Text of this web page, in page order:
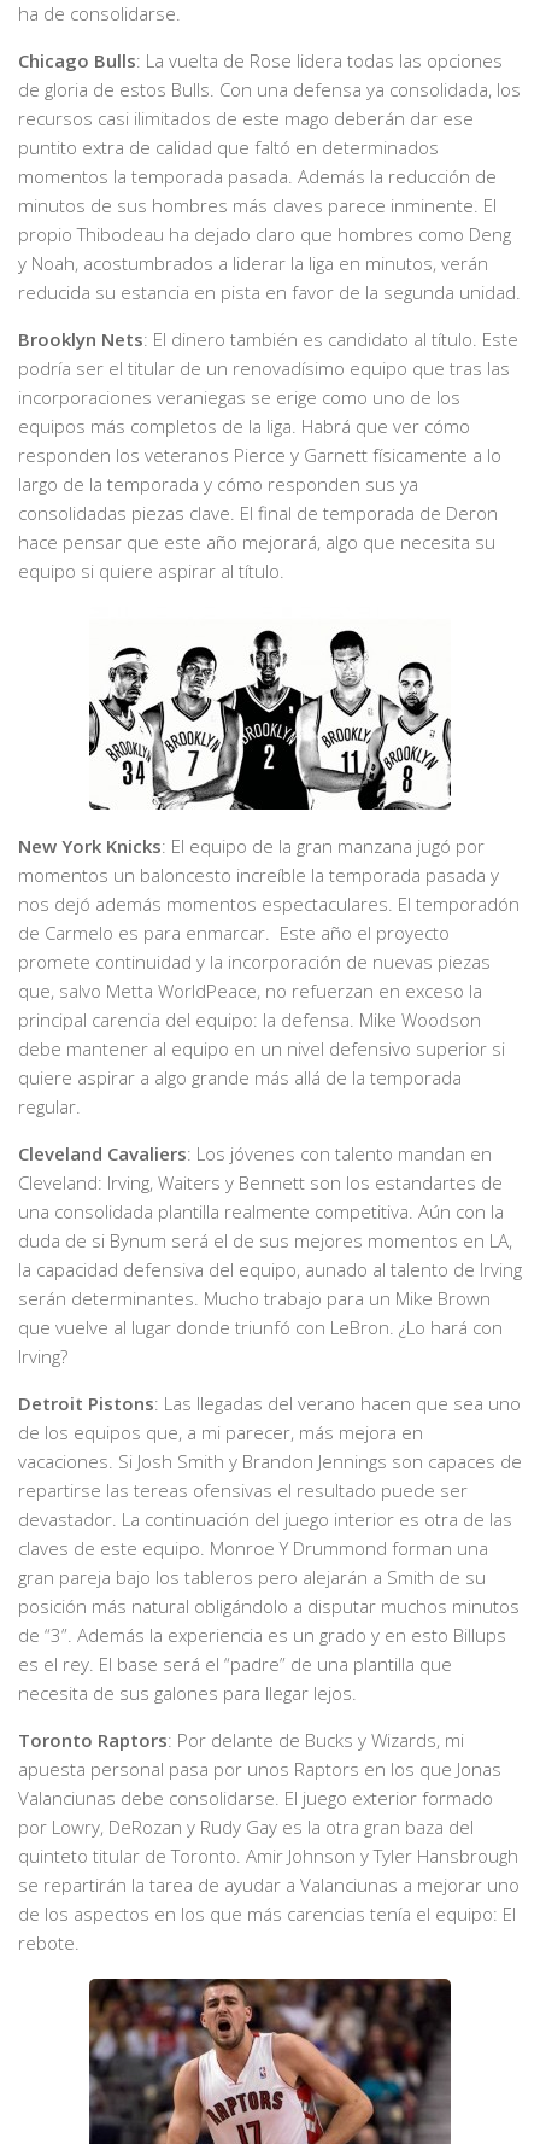
ha de consolidarse.
Chicago Bulls: La vuelta de Rose lidera todas las opciones
de gloria de estos Bulls. Con una defensa ya consolidada, los
recursos casi ilimitados de este mago deberán dar ese
puntito extra de calidad que faltó en determinados
momentos la temporada pasada. Además la reducción de
minutos de sus hombres más claves parece inminente. El
propio Thibodeau ha dejado claro que hombres como Deng
y Noah, acostumbrados a liderar la liga en minutos, verán
reducida su estancia en pista en favor de la segunda unidad.
Brooklyn Nets: El dinero también es candidato al título. Este
podría ser el titular de un renovadísimo equipo que tras las
incorporaciones veraniegas se erige como uno de los
equipos más completos de la liga. Habrá que ver cómo
responden los veteranos Pierce y Garnett físicamente a lo
largo de la temporada y cómo responden sus ya
consolidadas piezas clave. El final de temporada de Deron
hace pensar que este año mejorará, algo que necesita su
equipo si quiere aspirar al título.
New York Knicks: El equipo de la gran manzana jugó por
momentos un baloncesto increíble la temporada pasada y
nos dejó además momentos espectaculares. El temporadón
de Carmelo es para enmarcar. Este año el proyecto
promete continuidad y la incorporación de nuevas piezas
que, salvo Metta WorldPeace, no refuerzan en exceso la
principal carencia del equipo: la defensa. Mike Woodson
debe mantener al equipo en un nivel defensivo superior si
quiere aspirar a algo grande más allá de la temporada
regular.
Cleveland Cavaliers: Los jóvenes con talento mandan en
Cleveland: Irving, Waiters y Bennett son los estandartes de
una consolidada plantilla realmente competitiva. Aún con la
duda de si Bynum será el de sus mejores momentos en LA,
la capacidad defensiva del equipo, aunado al talento de Irving
serán determinantes. Mucho trabajo para un Mike Brown
que vuelve al lugar donde triunfó con LeBron. ¿Lo hará con
Irving?
Detroit Pistons: Las llegadas del verano hacen que sea uno
de los equipos que, a mi parecer, más mejora en
vacaciones. Si Josh Smith y Brandon Jennings son capaces de
repartirse las tereas ofensivas el resultado puede ser
devastador. La continuación del juego interior es otra de las
claves de este equipo. Monroe Y Drummond forman una
gran pareja bajo los tableros pero alejarán a Smith de su
posición más natural obligándolo a disputar muchos minutos
de “3”. Además la experiencia es un grado y en esto Billups
es el rey. El base será el “padre” de una plantilla que
necesita de sus galones para llegar lejos.
Toronto Raptors: Por delante de Bucks y Wizards, mi
apuesta personal pasa por unos Raptors en los que Jonas
Valanciunas debe consolidarse. El juego exterior formado
por Lowry, DeRozan y Rudy Gay es la otra gran baza del
quinteto titular de Toronto. Amir Johnson y Tyler Hansbrough
se repartirán la tarea de ayudar a Valanciunas a mejorar uno
de los aspectos en los que más carencias tenía el equipo: El
rebote.